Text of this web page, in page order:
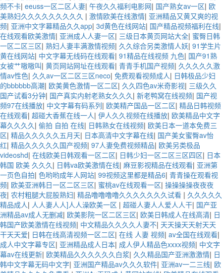
频不卡| eeuss一区二区人妻| 午夜久久福利电影网| 国产熟女av一区| 欧
美熟妇久久久久久久久久久 | 激情欧美在线激情| 亚洲精品又黄又爽的视
频| 亚洲中文字幕精品久久app| 3d黄色在线网站| 国产精品视频福利在线|
在线观看欧美激情| 亚洲成人人妻一区| 三级日本黄页网站大全| 蜜臀日韩
一区二区三区| 熟妇人妻丰满激情视频| 久久综合另类激情人妖| 91学生片
黄在线网站| 中文字幕无线码在线观看| 91精品在线视频 九色| 国产91熟
女被艹嗷嗷叫| 黄页网站网址在线观看| 青青手机国产视频| 久久久久久激
情av性色| 久久av一区二区三区neco| 免费观看视频成人| 日韩极品少妇
的bbbbbb高潮| 欧美黄色激情一区二区| 久久四色av米奇影视| 三级久久
国产试看3分钟| 国产真实内射老熟女久久久| 新老鸭窝在线视频| 国产视
频97在线播放| 中文字幕有码系列| 欧美精产国品一区二区| 精品日韩视频
在线观看| 超碰大香蕉在线一人| 伊人久久视频在线播放| 欧美精品中文字
幕久久久久| 偷拍 自拍 在线| 日韩熟女在线视频| 欧美日本一道本免费三
区| 精品久久久久久五月天| 日本高清中文字幕在线| 国产美女蜜臀av怡
红| 精品久久久久久国产视频| 97人妻免费视频精品| 欧美另类极品
videoshd| 在线欧美日韩观看一区二区| 日韩少妇一区二区三区四区| 日本
韩国 欧美 久久久| 日韩va欧美激情在线| 麻豆影视精品在线观看| 亚洲第
一页色自拍| 色哟哟成年人网站| 99视频这里都是精品6| 青青操在观看视
频| 欧美亚洲韩日一区二区三区| 蜜桃av在线观看一区| 操操操操夜夜夜
夜| 农村粗腿大屁股熟妇| 精品噜噜噜噜久久久久久久久试看 | 久久久久久
精品成人| 人人妻人人]人人澡欧美一区 | 超碰人妻人人爱人人干| 国产亚
洲精品av成人无删减| 欧美影院一区二区三区| 欧美日韩成人在线高清| 日
韩国产欧美激情在线视频| 中文精品久久久久人妻不| 天天操天天射天天
干天天爱| 日韩在线高清视频一区二区| 在线 人妻 视频| av全国在线观看|
成人中文字幕专区| 亚洲精品成人日本| 成人伊人精品色xxxx视频| 中文字
幕av在线更新| 欧美精品久久久久久久白浆| 久久精品国产亚洲激激情| 日
韩中文字幕无码中文字| 亚洲国产精品av久久久软件| 亚洲av一二三线| 欧